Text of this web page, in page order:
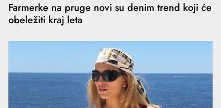
Farmerke na pruge novi su denim trend koji će
obeležiti kraj leta